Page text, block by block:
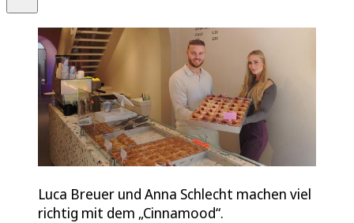
Luca Breuer und Anna Schlecht machen viel
richtig mit dem „Cinnamood“.